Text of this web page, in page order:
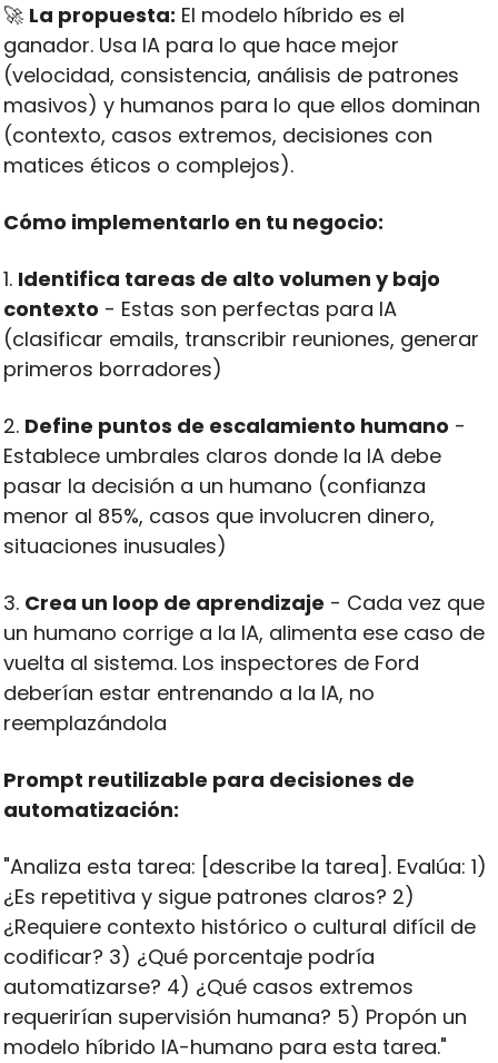
🚀 La propuesta: El modelo híbrido es el
ganador. Usa IA para lo que hace mejor
(velocidad, consistencia, análisis de patrones
masivos) y humanos para lo que ellos dominan
(contexto, casos extremos, decisiones con
matices éticos o complejos).
Cómo implementarlo en tu negocio:
1. Identifica tareas de alto volumen y bajo
contexto - Estas son perfectas para IA
(clasificar emails, transcribir reuniones, generar
primeros borradores)
2. Define puntos de escalamiento humano -
Establece umbrales claros donde la IA debe
pasar la decisión a un humano (confianza
menor al 85%, casos que involucren dinero,
situaciones inusuales)
3. Crea un loop de aprendizaje - Cada vez que
un humano corrige a la IA, alimenta ese caso de
vuelta al sistema. Los inspectores de Ford
deberían estar entrenando a la IA, no
reemplazándola
Prompt reutilizable para decisiones de
automatización:
"Analiza esta tarea: [describe la tarea]. Evalúa: 1)
¿Es repetitiva y sigue patrones claros? 2)
¿Requiere contexto histórico o cultural difícil de
codificar? 3) ¿Qué porcentaje podría
automatizarse? 4) ¿Qué casos extremos
requerirían supervisión humana? 5) Propón un
modelo híbrido IA-humano para esta tarea."